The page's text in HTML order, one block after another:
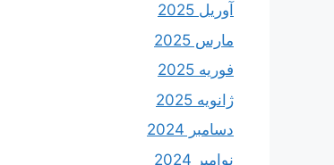
آوریل 2025
مارس 2025
فوریه 2025
ژانویه 2025
دسامبر 2024
نوامبر 2024